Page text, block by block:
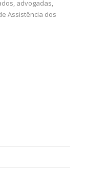
advogadas,
Assistência dos